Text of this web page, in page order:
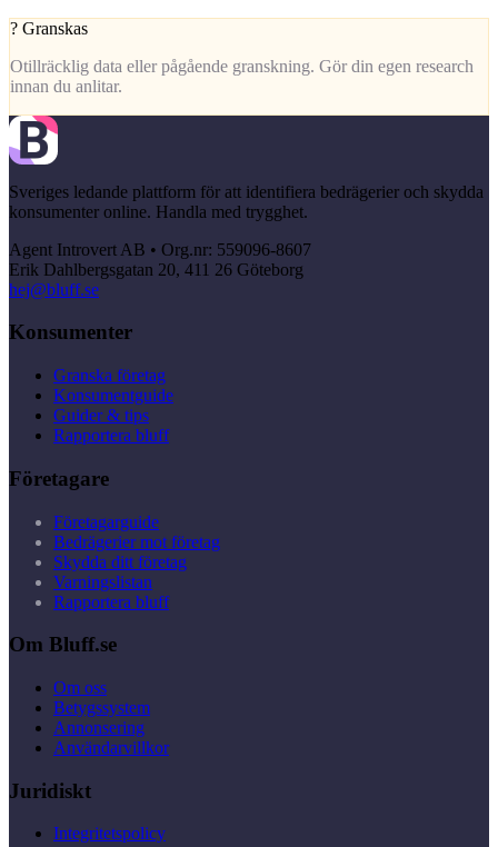
? Granskas
Otillräcklig data eller pågående granskning. Gör din egen research
innan du anlitar.
Sveriges ledande plattform för att identifiera bedrägerier och skydda
konsumenter online. Handla med trygghet.
Agent Introvert AB • Org.nr: 559096-8607
Erik Dahlbergsgatan 20, 411 26 Göteborg
hej@bluff.se
Konsumenter
Granska företag
Konsumentguide
Guider & tips
Rapportera bluff
Företagare
Företagarguide
Bedrägerier mot företag
Skydda ditt företag
Varningslistan
Rapportera bluff
Om Bluff.se
Om oss
Betygssystem
Annonsering
Användarvillkor
Juridiskt
Integritetspolicy